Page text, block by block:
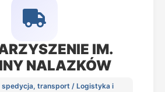
IM.
NALAZKÓW
transport / Logistyka i